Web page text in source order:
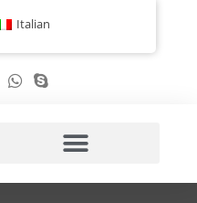
info@gumstabilizer.com
Henan, Cina
Italian